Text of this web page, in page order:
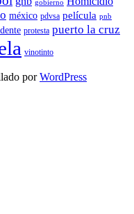
gobierno
méxico pdvsa película pnb
protesta puerto la cruz
vinotinto
porWordPress